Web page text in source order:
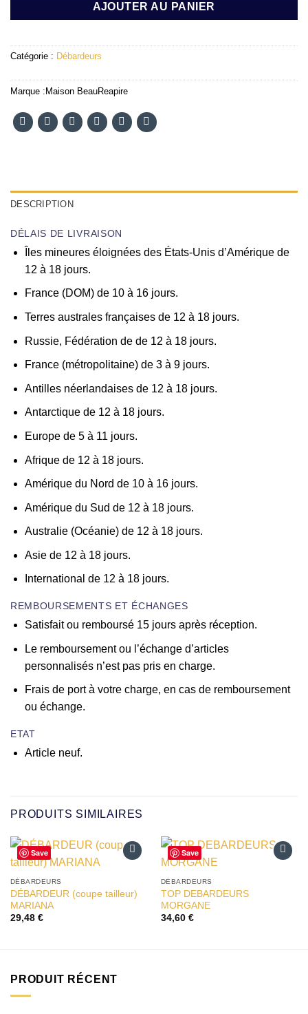
AJOUTER AU PANIER
Catégorie : Débardeurs
Marque : Maison BeauReapire
DESCRIPTION
DÉLAIS DE LIVRAISON
Îles mineures éloignées des États-Unis d’Amérique de
12 à 18 jours.
France (DOM) de 10 à 16 jours.
Terres australes françaises de 12 à 18 jours.
Russie, Fédération de de 12 à 18 jours.
France (métropolitaine) de 3 à 9 jours.
Antilles néerlandaises de 12 à 18 jours.
Antarctique de 12 à 18 jours.
Europe de 5 à 11 jours.
Afrique de 12 à 18 jours.
Amérique du Nord de 10 à 16 jours.
Amérique du Sud de 12 à 18 jours.
Australie (Océanie) de 12 à 18 jours.
Asie de 12 à 18 jours.
International de 12 à 18 jours.
REMBOURSEMENTS ET ÉCHANGES
Satisfait ou remboursé 15 jours après réception.
Le remboursement ou l’échange d’articles
personnalisés n’est pas pris en charge.
Frais de port à votre charge, en cas de remboursement
ou échange.
ETAT
Article neuf.
PRODUITS SIMILAIRES
Save
d’envies
DÉBARDEURS
DÉBARDEUR (coupe tailleur)
MARIANA
29,48 €
Save
DÉBARDEURS
TOP DEBARDEURS
MORGANE
34,60 €
PRODUIT RÉCENT